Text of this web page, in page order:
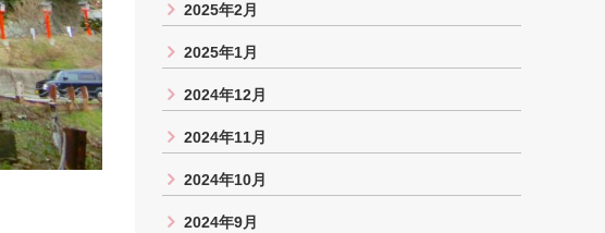
2025年2月
2025年1月
2024年12月
2024年11月
2024年10月
2024年9月